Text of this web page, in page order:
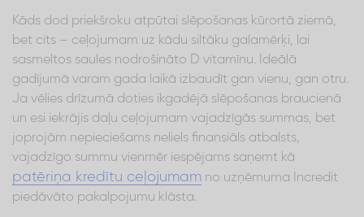
Kāds dod priekšroku atpūtai slēpošanas kūrortā ziemā,
bet cits – ceļojumam uz kādu siltāku galamērķi, lai
sasmeltos saules nodrošināto D vitamīnu. Ideālā
gadījumā varam gada laikā izbaudīt gan vienu, gan otru.
Ja vēlies drīzumā doties ikgadējā slēpošanas braucienā
un esi iekrājis daļu ceļojumam vajadzīgās summas, bet
joprojām nepieciešams neliels finansiāls atbalsts,
vajadzīgo summu vienmēr iespējams saņemt kā
patēriņa kredītu ceļojumam no uzņēmuma Incredit
piedāvāto pakalpojumu klāsta.